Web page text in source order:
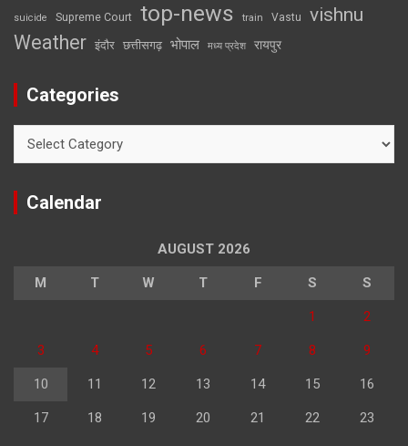
suicide Supreme Court top-news train Vastu vishnu
Weather इंदौर छत्तीसगढ़ भोपाल मध्य प्रदेश रायपुर
Categories
Calendar
AUGUST 2026
M T W T F S S
1 2
3 4 5 6 7 8 9
10 11 12 13 14 15 16
17 18 19 20 21 22 23